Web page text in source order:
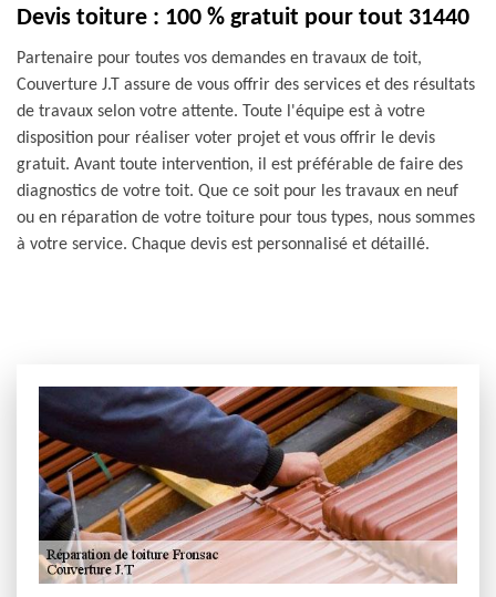
Devis toiture : 100 % gratuit pour tout 31440
Partenaire pour toutes vos demandes en travaux de toit,
Couverture J.T assure de vous offrir des services et des résultats
de travaux selon votre attente. Toute l'équipe est à votre
disposition pour réaliser voter projet et vous offrir le devis
gratuit. Avant toute intervention, il est préférable de faire des
diagnostics de votre toit. Que ce soit pour les travaux en neuf
ou en réparation de votre toiture pour tous types, nous sommes
à votre service. Chaque devis est personnalisé et détaillé.